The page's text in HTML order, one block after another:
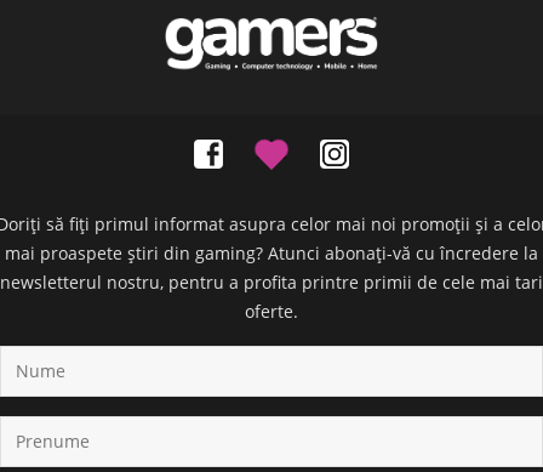
să fiți primul informat asupra celor mai noi promoții și a
mai proaspete știri din gaming? Atunci abonați-vă cu încredere la
newsletterul nostru, pentru a profita printre primii de cele mai tari
oferte.